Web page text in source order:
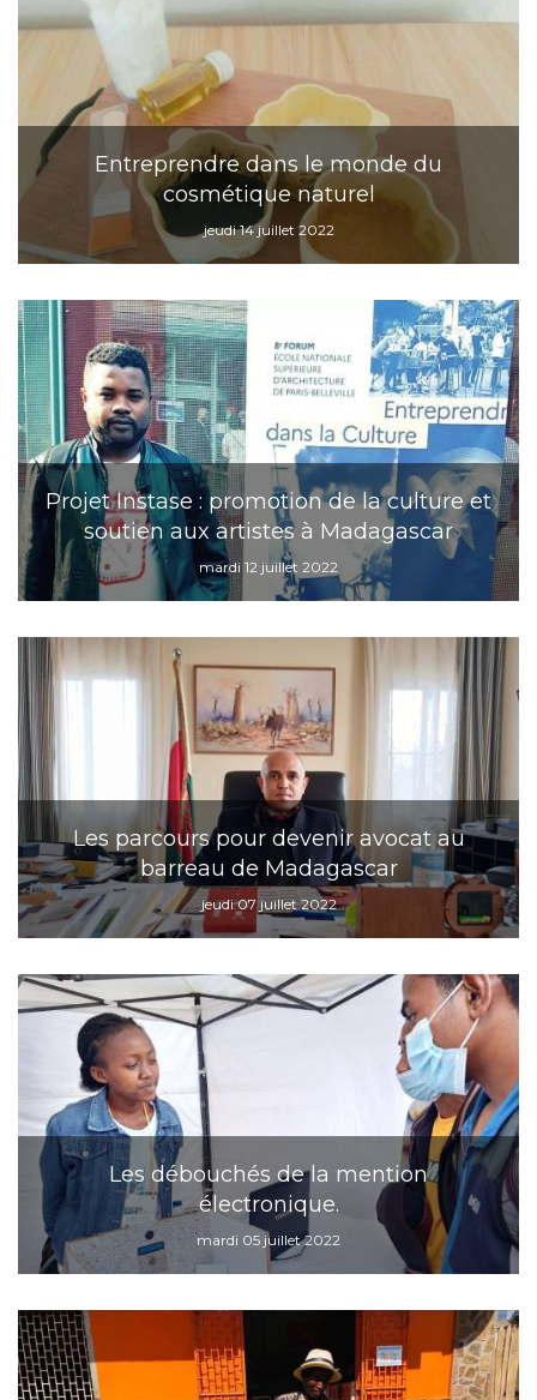
Entreprendre dans le monde du
cosmétique naturel
jeudi 14 juillet 2022
Projet Instase : promotion de la culture et
soutien aux artistes à Madagascar
mardi 12 juillet 2022
Les parcours pour devenir avocat au
barreau de Madagascar
jeudi 07 juillet 2022
Les débouchés de la mention
électronique.
mardi 05 juillet 2022